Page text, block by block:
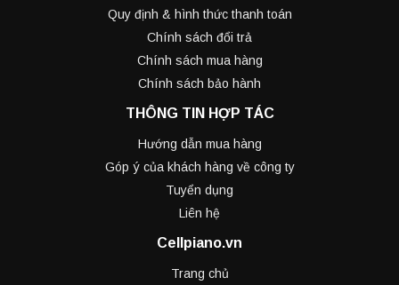
Quy định & hình thức thanh toán
Chính sách đổi trả
Chính sách mua hàng
Chính sách bảo hành
THÔNG TIN HỢP TÁC
Hướng dẫn mua hàng
Góp ý của khách hàng về công ty
Tuyển dụng
Liên hệ
Cellpiano.vn
Trang chủ